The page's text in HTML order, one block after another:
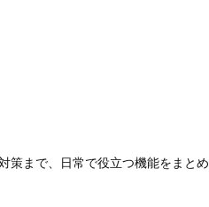
策まで、日常で役立つ機能をまと